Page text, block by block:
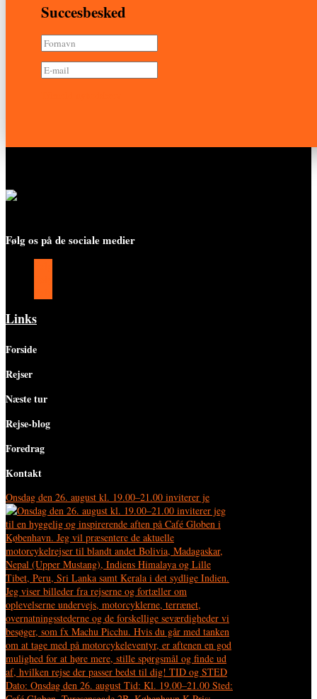
Succesbesked
Følg os på de sociale medier
Links
Forside
Rejser
Næste tur
Rejse-blog
Foredrag
Kontakt
Onsdag den 26. august kl. 19.00–21.00 inviterer je